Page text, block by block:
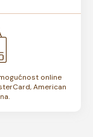
online
American